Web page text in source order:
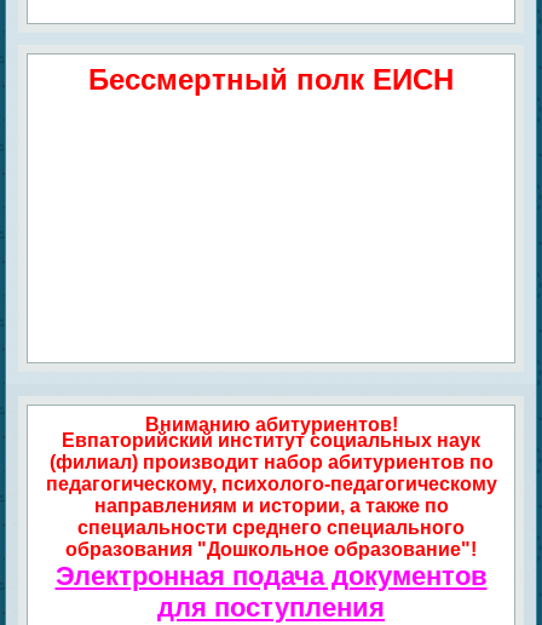
Бессмертный полк ЕИСН
Вниманию абитуриентов!
Евпаторийский институт социальных наук
(филиал) производит набор абитуриентов по
педагогическому, психолого-педагогическому
направлениям и истории, а также по
специальности среднего специального
образования "Дошкольное образование"!
Электронная подача документов
для поступления